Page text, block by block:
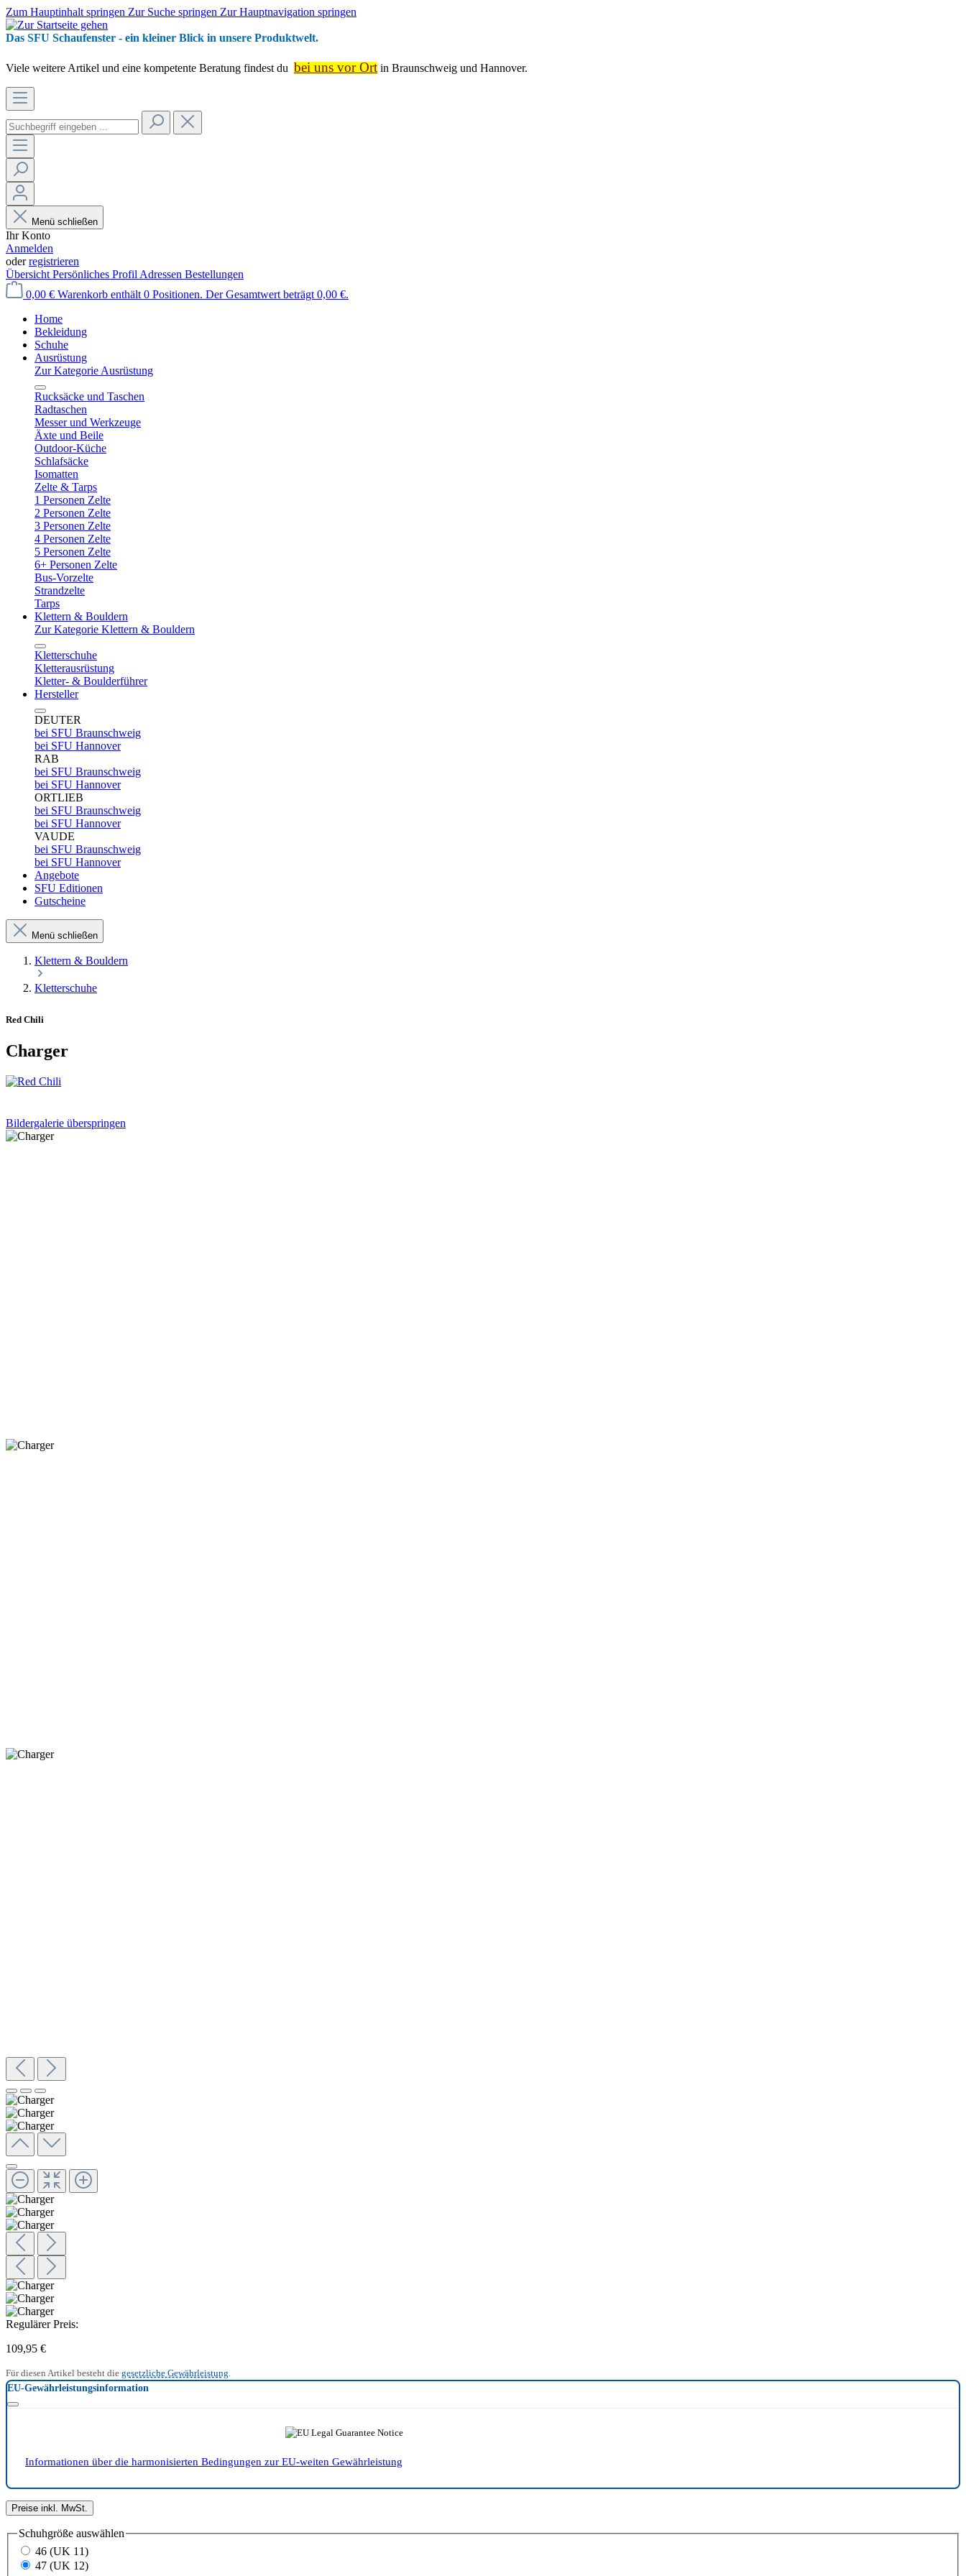
Zum Hauptinhalt springen Zur Suche springen Zur Hauptnavigation springen
Das SFU Schaufenster - ein kleiner Blick in unsere Produktwelt.
Viele weitere Artikel und eine kompetente Beratung findest du bei uns vor Ort in Braunschweig und Hannover.
Menü schließen
Ihr Konto
Anmelden
oderregistrieren
Übersicht Persönliches Profil Adressen Bestellungen
0,00 € Warenkorb enthält 0 Positionen. Der Gesamtwert beträgt 0,00 €.
Home
Bekleidung
Schuhe
Ausrüstung
Zur Kategorie Ausrüstung
Rucksäcke und Taschen
Radtaschen
Messer und Werkzeuge
Äxte und Beile
Outdoor-Küche
Schlafsäcke
Isomatten
Zelte & Tarps
1 Personen Zelte
2 Personen Zelte
3 Personen Zelte
4 Personen Zelte
5 Personen Zelte
6+ Personen Zelte
Bus-Vorzelte
Strandzelte
Tarps
Klettern & Bouldern
Zur Kategorie Klettern & Bouldern
Kletterschuhe
Kletterausrüstung
Kletter- & Boulderführer
Hersteller
DEUTER
bei SFU Braunschweig
bei SFU Hannover
RAB
bei SFU Braunschweig
bei SFU Hannover
ORTLIEB
bei SFU Braunschweig
bei SFU Hannover
VAUDE
bei SFU Braunschweig
bei SFU Hannover
Angebote
SFU Editionen
Gutscheine
Menü schließen
Klettern & Bouldern
Kletterschuhe
Red Chili
Charger
Bildergalerie überspringen
Regulärer Preis:
109,95 €
Für diesen Artikel besteht die gesetzliche Gewährleistung
EU-Gewährleistungsinformation
Informationen über die harmonisierten Bedingungen zur EU-weiten Gewährleistung
Preise inkl. MwSt.
Schuhgröße auswählen
46 (UK 11)
47 (UK 12)